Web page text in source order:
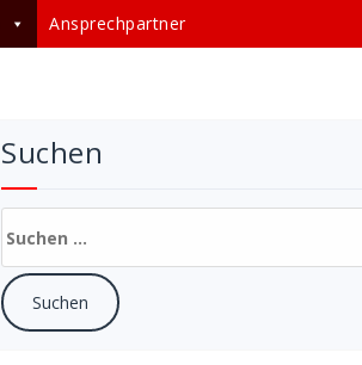
Ansprechpartner
Suchen
nach: